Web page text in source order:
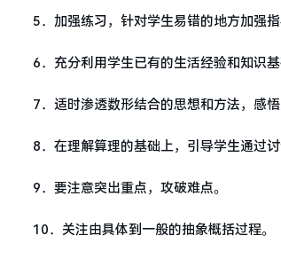
5．加强练习，针对学生易错的地方加强指
6．充分利用学生已有的生活经验和知识
7．适时渗透数形结合的思想和方法，感
8．在理解算理的基础上，引导学生通过
9．要注意突出重点，攻破难点。
10．关注由具体到一般的抽象概括过程。